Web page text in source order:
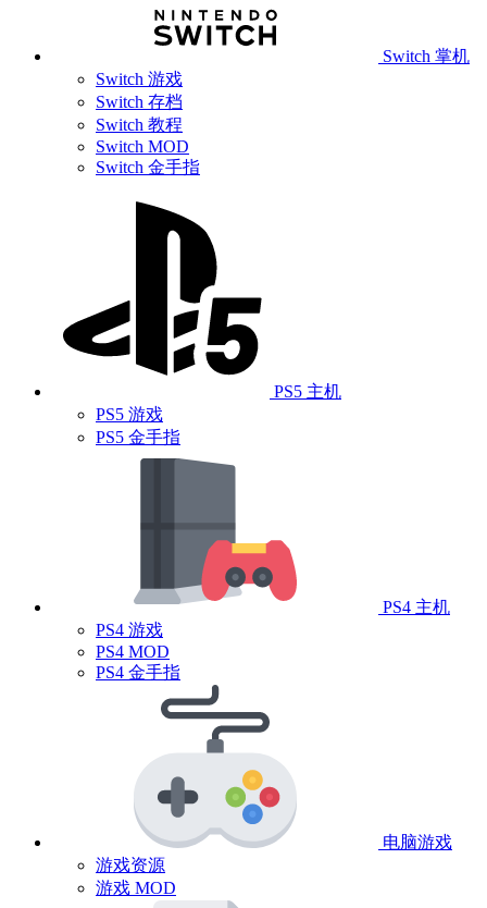
Switch 掌机
Switch 游戏
Switch 存档
Switch 教程
Switch MOD
Switch 金手指
PS5 主机
PS5 游戏
PS5 金手指
PS4 主机
PS4 游戏
PS4 MOD
PS4 金手指
电脑游戏
游戏资源
游戏 MOD